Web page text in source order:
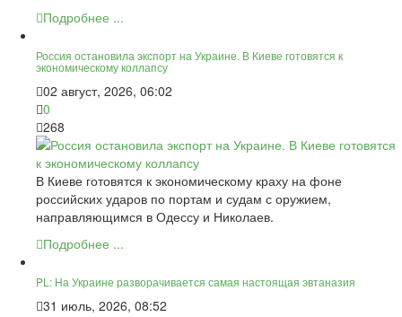
Подробнее ...
Россия остановила экспорт на Украине. В Киеве готовятся к
экономическому коллапсу
02 август, 2026, 06:02
0
268
В Киеве готовятся к экономическому краху на фоне
российских ударов по портам и судам с оружием,
направляющимся в Одессу и Николаев.
Подробнее ...
PL: На Украине разворачивается самая настоящая эвтаназия
31 июль, 2026, 08:52